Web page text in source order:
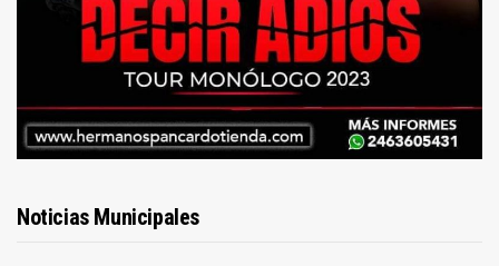
Noticias Municipales